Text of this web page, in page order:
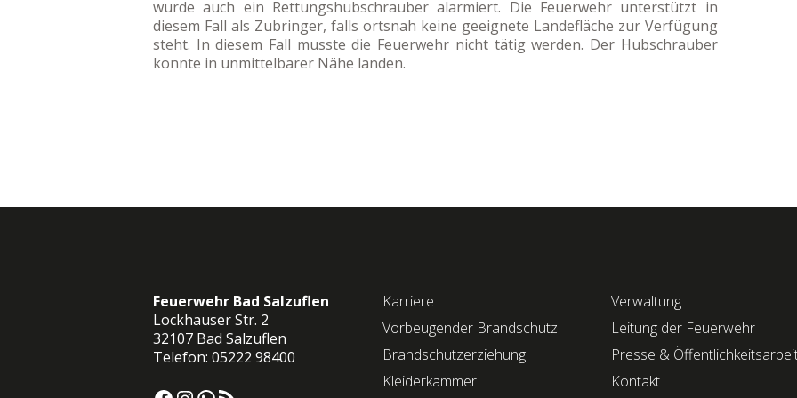
wurde auch ein Rettungshubschrauber alarmiert. Die Feuerwehr unterstützt in
diesem Fall als Zubringer, falls ortsnah keine geeignete Landefläche zur Verfügung
steht. In diesem Fall musste die Feuerwehr nicht tätig werden. Der Hubschrauber
konnte in unmittelbarer Nähe landen.
Feuerwehr Bad Salzuflen
Lockhauser Str. 2
32107 Bad Salzuflen
Telefon: 05222 98400
Karriere
Vorbeugender Brandschutz
Brandschutzerziehung
Kleiderkammer
Verwaltung
Leitung der Feuerwehr
Presse &
Kontakt